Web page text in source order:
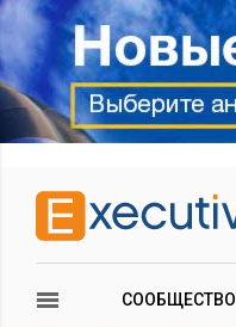
СООБЩЕСТВО